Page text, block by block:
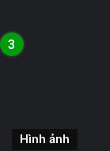
Hình ảnh